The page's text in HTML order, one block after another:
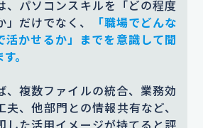
、パソコンスキルを「どの程度
」だけでなく、
「職場でどんな
活かせるか」までを意識して聞
。
、複数ファイルの統合、業務効
夫、他部門との情報共有など、
した活用イメージが持てると評